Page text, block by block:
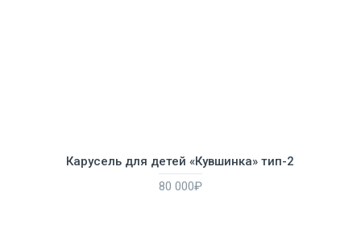
Карусель для детей «Кувшинка» тип-2
80 000₽